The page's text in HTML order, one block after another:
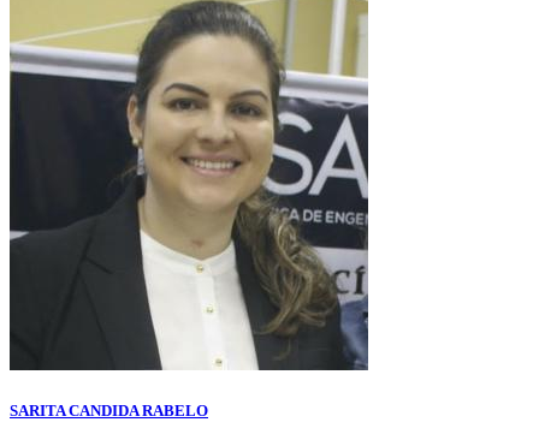
SARITA CANDIDA RABELO